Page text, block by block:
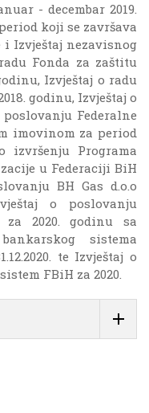
- decembar 2019.
koji se završava
i Izvještaj nezavisnog
Fonda za zaštitu
Izvještaj o radu
godinu, Izvještaj o
Federalne
imovinom za period
o izvršenju Programa
u Federaciji BiH
BH Gas d.o.o
o poslovanju
2020. godinu sa
sistema
te Izvještaj o
FBiH za 2020.